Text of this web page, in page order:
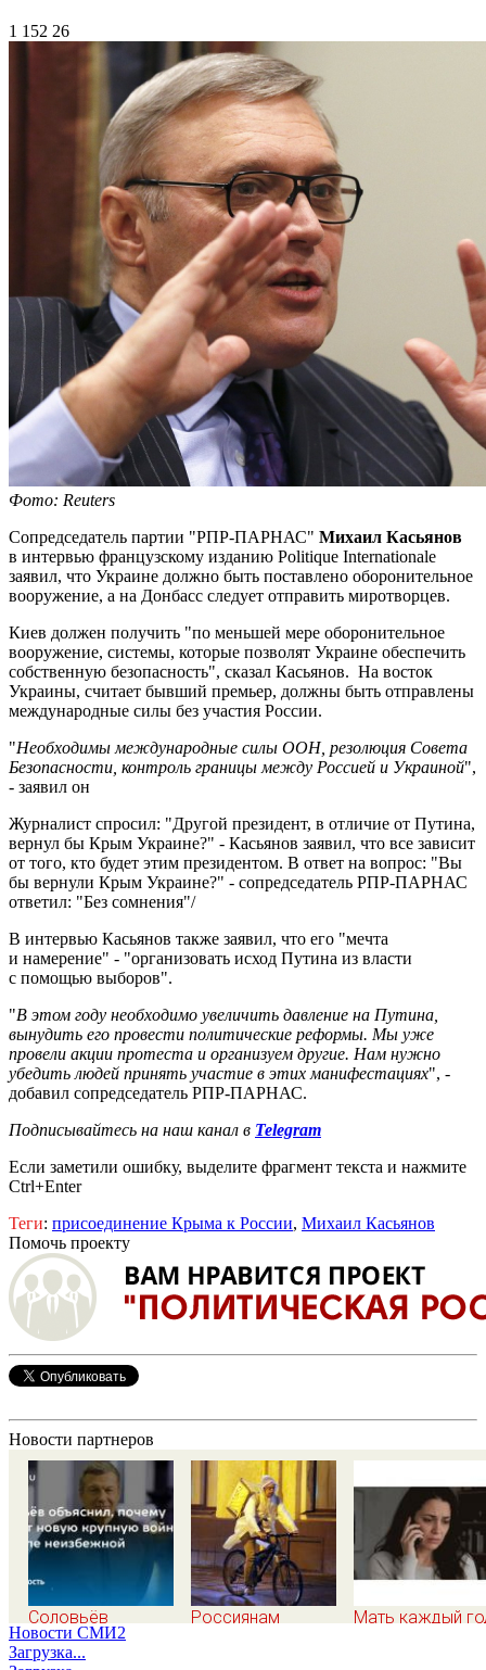
1 152 26
Фото: Reuters
Сопредседатель партии "РПР-ПАРНАС" Михаил Касьянов
в интервью французскому изданию Politique Internationalе
заявил, что Украине должно быть поставлено оборонительное
вооружение, а на Донбасс следует отправить миротворцев.
Киев должен получить "по меньшей мере оборонительное
вооружение, системы, которые позволят Украине обеспечить
собственную безопасность", сказал Касьянов. На восток
Украины, считает бывший премьер, должны быть отправлены
международные силы без участия России.
"Необходимы международные силы ООН, резолюция Совета
Безопасности, контроль границы между Россией и Украиной",
- заявил он
Журналист спросил: "Другой президент, в отличие от Путина,
вернул бы Крым Украине?" - Касьянов заявил, что все зависит
от того, кто будет этим президентом. В ответ на вопрос: "Вы
бы вернули Крым Украине?" - сопредседатель РПР-ПАРНАС
ответил: "Без сомнения"/
В интервью Касьянов также заявил, что его "мечта
и намерение" - "организовать исход Путина из власти
с помощью выборов".
"В этом году необходимо увеличить давление на Путина,
вынудить его провести политические реформы. Мы уже
провели акции протеста и организуем другие. Нам нужно
убедить людей принять участие в этих манифестациях", -
добавил сопредседатель РПР-ПАРНАС.
Подписывайтесь на наш канал в Telegram
Если заметили ошибку, выделите фрагмент текста и нажмите
Ctrl+Enter
Теги: присоединение Крыма к России, Михаил Касьянов
Помочь проекту
Новости партнеров
Соловьёв
объяснил, почему
считает новую
Россиянам
Мать каждый
Новости СМИ2
Загрузка...